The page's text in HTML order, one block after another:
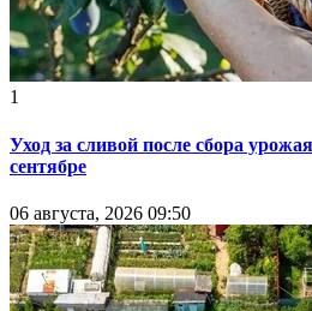
1
Уход за сливой после сбора
сентябре
06 августа, 2026 09:50